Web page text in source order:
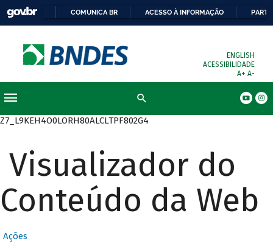
COMUNICA BR ACESSO À INFORMAÇÃO
ENGLISH
ACESSIBILIDADE
A+ A-
Z7_L9KEH4O0LORH80ALCLTPF802G4
Visualizador do
Conteúdo da Web
Ações